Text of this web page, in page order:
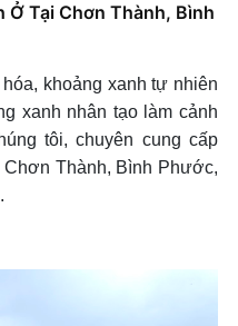
Ở Tại Chơn Thành, Bình
khoảng xanh tự nhiên
xanh nhân tạo làm cảnh
tôi, chuyên cung cấp
Chơn Thành, Bình Phước,